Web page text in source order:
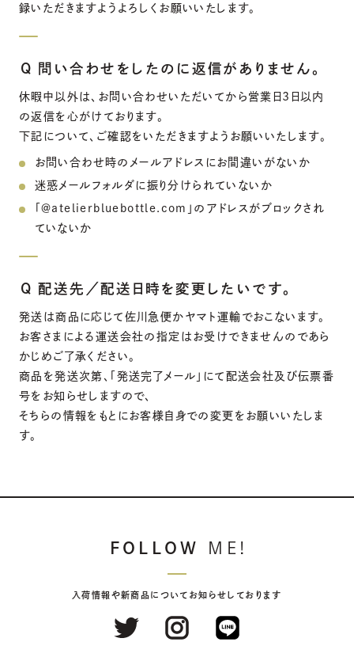
録いただきますようよろしくお願いいたします。
Q 問い合わせをしたのに返信がありません。
休暇中以外は、お問い合わせいただいてから営業日3日以内
の返信を心がけております。
下記について、ご確認をいただきますようお願いいたします。
お問い合わせ時のメールアドレスにお間違いがないか
迷惑メールフォルダに振り分けられていないか
「＠atelierbluebottle.com」のアドレスがブロックされ
ていないか
Q 配送先／配送日時を変更したいです。
発送は商品に応じて佐川急便かヤマト運輸でおこないます。
お客さまによる運送会社の指定はお受けできませんのであら
かじめご了承ください。
商品を発送次第、「発送完了メール」にて配送会社及び伝票番
号をお知らせしますので、
そちらの情報をもとにお客様自身での変更をお願いいたしま
す。
FOLLOW ME!
入荷情報や新商品についてお知らせしております